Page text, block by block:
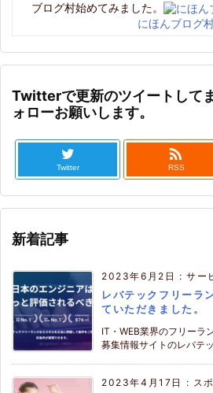
ブログ村始めてみました。
にほんブログ
Twitterで更新のツイートして
ォローお願いします。
Twitter

RSS
新着記事
2023年6月2日 :サー
レバテックフリーラ
ていただきました。
IT・WEB業界のフリーラ
募集情報サイトのレバテ
2023年4月17日 : ス